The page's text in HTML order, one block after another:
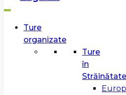
Ture
organizate
Ture
în
Străinătate